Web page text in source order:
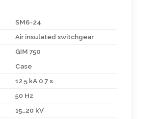
SM6-24
Air insulated switchgear
GIM 750
Case
12.5 kA 0.7 s
50 Hz
15…20 kV